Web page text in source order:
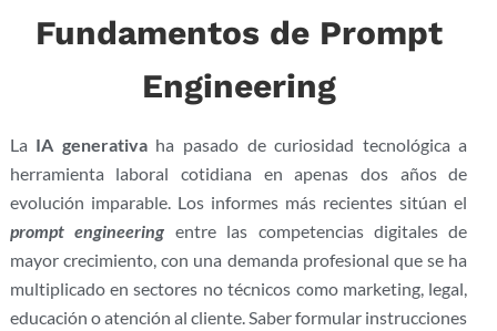
Fundamentos de Prompt
Engineering
La IA generativaha pasado de curiosidad tecnológica a
herramienta laboral cotidiana en apenas dos años de
evolución imparable. Los informes más recientes sitúan el
prompt engineering entre las competencias digitales de
mayor crecimiento, con una demanda profesional que se ha
multiplicado en sectores no técnicos como marketing, legal,
educación o atención al cliente. Saber formular instrucciones